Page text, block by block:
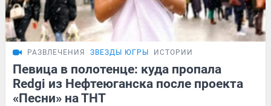
РАЗВЛЕЧЕНИЯ ЗВЕЗДЫ ЮГРЫ ИСТОРИИ
Певица в полотенце: куда пропала
Redgi из Нефтеюганска после проекта
«Песни» на ТНТ